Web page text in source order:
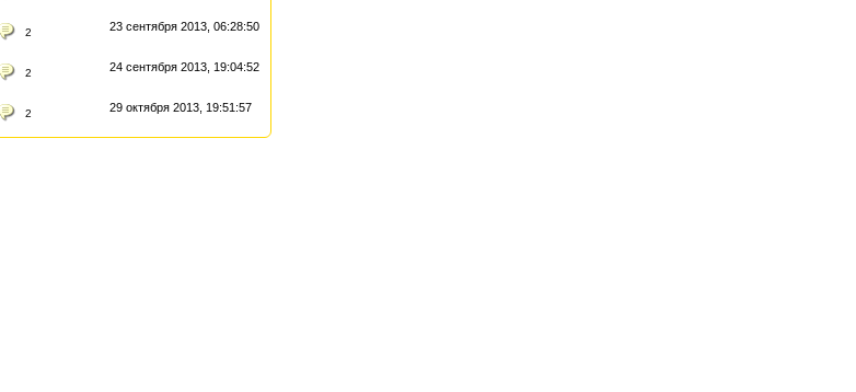
2 23 сентября 2013, 06:28:50
2 24 сентября 2013, 19:04:52
2 29 октября 2013, 19:51:57